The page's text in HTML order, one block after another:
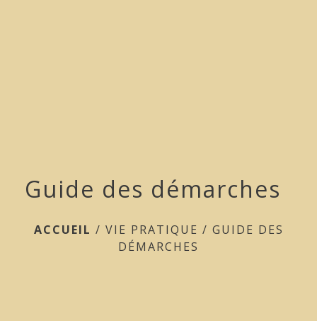
Guide des démarches
ACCUEIL / VIE PRATIQUE / GUIDE DES
DÉMARCHES